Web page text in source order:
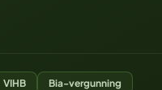
VIHB
Bia-vergunning